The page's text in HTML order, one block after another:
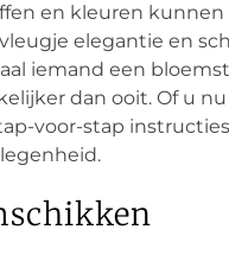
en kleuren
elegantie en
iemand een
dan ooit. Of u
voor-stap